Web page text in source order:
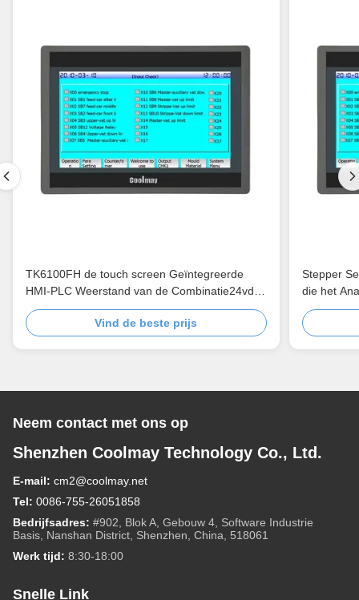
TK6100FH de touch screen Geïntegreerde
HMI-PLC Weerstand van de Combinatie24vdc
4 Draad
Vind de beste prijs
Stepper
die het
Neem contact met ons op
Shenzhen Coolmay Technology Co., Ltd.
E-mail: cm2@coolmay.net
Tel: 0086-755-26051858
Bedrijfsadres: #902, Blok A, Gebouw 4, Software Industrie
Basis, Nanshan District, Shenzhen, China, 518061
Werk tijd: 8:30-18:00
Snelle Link